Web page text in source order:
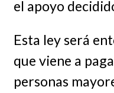
el apoyo
Esta ley será
que viene a
personas